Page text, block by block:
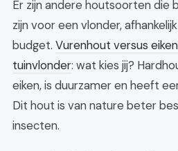
Er zijn andere houtsoorten die
zijn voor een vlonder,
budget. Vurenhout versus
tuinvlonder: wat kies jij?
eiken, is duurzamer en heeft
Dit hout is van nature beter
insecten.